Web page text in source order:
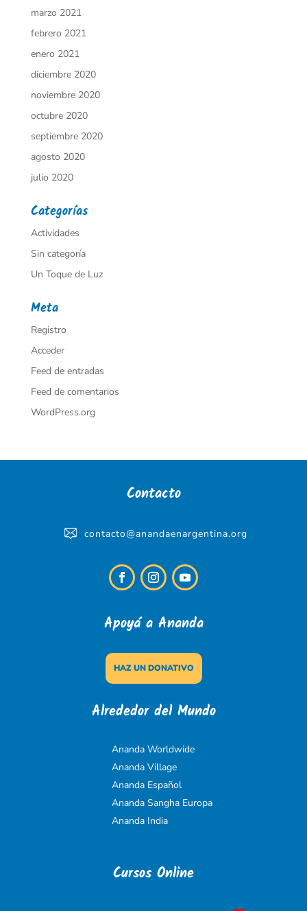
marzo 2021
febrero 2021
enero 2021
diciembre 2020
noviembre 2020
octubre 2020
septiembre 2020
agosto 2020
julio 2020
Categorías
Actividades
Sin categoría
Un Toque de Luz
Meta
Registro
Acceder
Feed de entradas
Feed de comentarios
WordPress.org
Contacto
contacto@anandaenargentina.org
Apoyá a Ananda
HAZ UN DONATIVO
Alrededor del Mundo
Ananda Worldwide
Ananda Village
Ananda Español
Ananda Sangha Europa
Ananda India
Cursos Online